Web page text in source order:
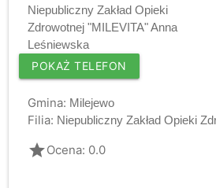
Niepubliczny Zakład Opieki
Zdrowotnej "MILEVITA" Anna
Leśniewska
POKAŻ TELEFON
Gmina: Milejewo
Filia: Niepubliczny Zakład Opieki
gradeOcena: 0.0